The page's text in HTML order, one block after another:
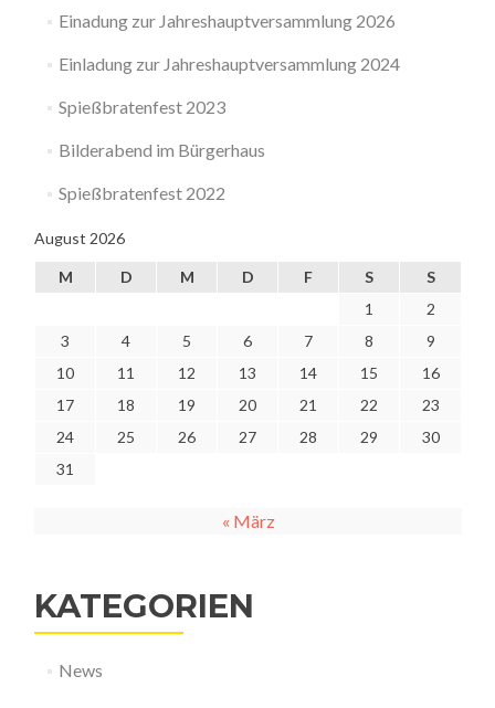
Einadung zur Jahreshauptversammlung 2026
Einladung zur Jahreshauptversammlung 2024
Spießbratenfest 2023
Bilderabend im Bürgerhaus
Spießbratenfest 2022
August 2026
M D M D F S
S
1
2
3
4 5 6 7 8
9
10
11 12 13 14 15
16
17
18 19 20 21 22
23
24
25 26 27 28 29
30
31
« März
KATEGORIEN
News